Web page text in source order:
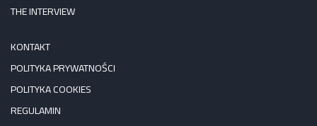
THE INTERVIEW
KONTAKT
POLITYKA PRYWATNOŚCI
POLITYKA COOKIES
REGULAMIN